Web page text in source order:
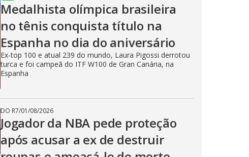
Medalhista olímpica brasileira
no tênis conquista título na
Espanha no dia do aniversário
Ex-top 100 e atual 239 do mundo, Laura Pigossi derrotou
turca e foi campeã do ITF W100 de Gran Canária, na
Espanha
DO R7/01/08/2026
Jogador da NBA pede proteção
após acusar a ex de destruir